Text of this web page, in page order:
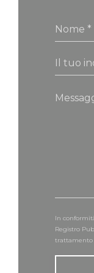
In
Registro
trattamento